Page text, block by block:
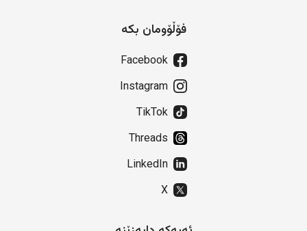
فۆڵۆومان بکە
Facebook
Instagram
TikTok
Threads
LinkedIn
X